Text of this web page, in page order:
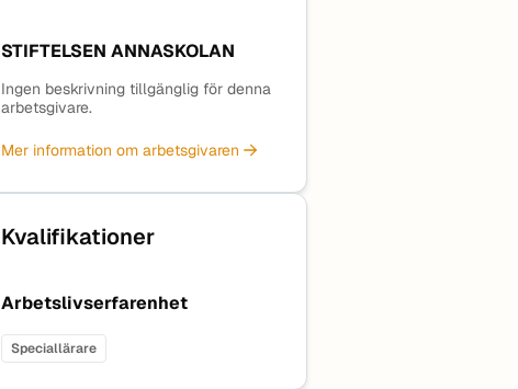
STIFTELSEN ANNASKOLAN
Ingen beskrivning tillgänglig för denna
arbetsgivare.
Mer information om arbetsgivaren
Kvalifikationer
Arbetslivserfarenhet
Speciallärare